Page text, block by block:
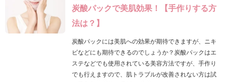
炭酸パックで美肌効果！【手作りする方
法は？】
炭酸パックには美肌への効果が期待できますが、ニキ
ビなどにも期待できるのでしょうか？炭酸パックはエ
ステなどでも使用されている美容方法ですが、手作り
でも行えますので、肌トラブルが改善されない方は試